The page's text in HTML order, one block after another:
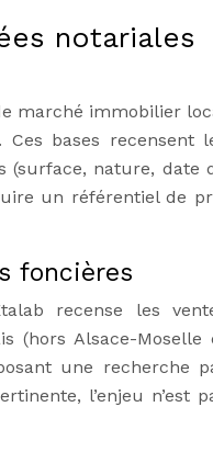
notariales
marché immobilier
Ces bases recensent
(surface, nature, date
un référentiel de
foncières
recense les
(hors Alsace-Moselle
une recherche
l’enjeu n’est